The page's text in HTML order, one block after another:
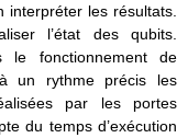
les résultats.
l’état des qubits.
le fonctionnement de
à un rythme précis les
par les portes
du temps d’exécution